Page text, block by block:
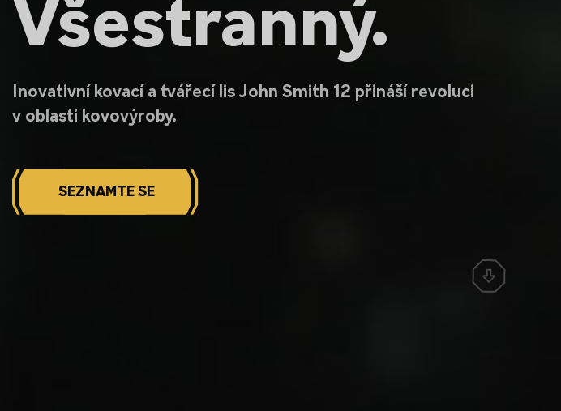
Všestranný.
Inovativní kovací a tvářecí lis John Smith 12 přináší revoluci
v oblasti kovovýroby.
SEZNAMTE SE